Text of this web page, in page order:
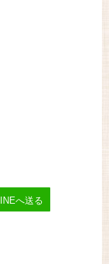
へ送る